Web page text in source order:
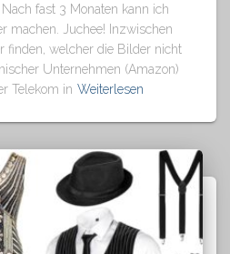
fast 3 Monaten kann ich
machen. Juchee! Inzwischen
finden, welcher die Bilder nicht
Unternehmen (Amazon)
Telekom in Weiterlesen